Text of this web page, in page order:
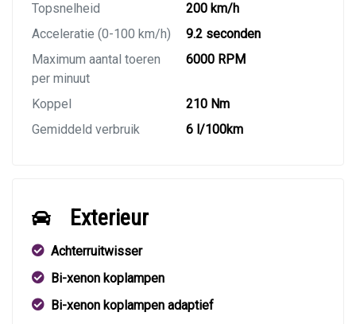
Topsnelheid
200 km/h
Acceleratie (0-100 km/h)
9.2 seconden
Maximum aantal toeren
per minuut
6000 RPM
Koppel
210 Nm
Gemiddeld verbruik
6 l/100km
Exterieur
Achterruitwisser
Bi-xenon koplampen
Bi-xenon koplampen adaptief